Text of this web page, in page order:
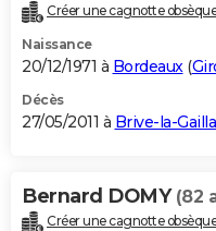
Créer une cagnotte
Naissance
20/12/1971 à Bordeaux(
Décès
27/05/2011 à Brive-la-
Bernard DOMY (82
Créer une cagnotte